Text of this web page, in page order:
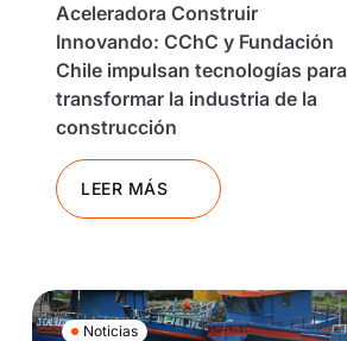
Aceleradora Construir
Innovando: CChC y Fundación
Chile impulsan tecnologías para
transformar la industria de la
construcción
LEER MÁS
Noticias